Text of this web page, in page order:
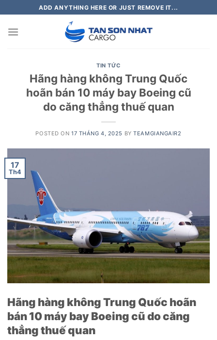
to
content
ADD ANYTHING HERE OR JUST REMOVE IT...
TIN TỨC
Hãng hàng không Trung Quốc
hoãn bán 10 máy bay Boeing cũ
do căng thẳng thuế quan
POSTED ON17 THÁNG 4, 2025 BYTEAMGIANGAIR2
17
Th4
Hãng hàng không Trung Quốc hoãn
bán 10 máy bay Boeing cũ do căng
thẳng thuế quan